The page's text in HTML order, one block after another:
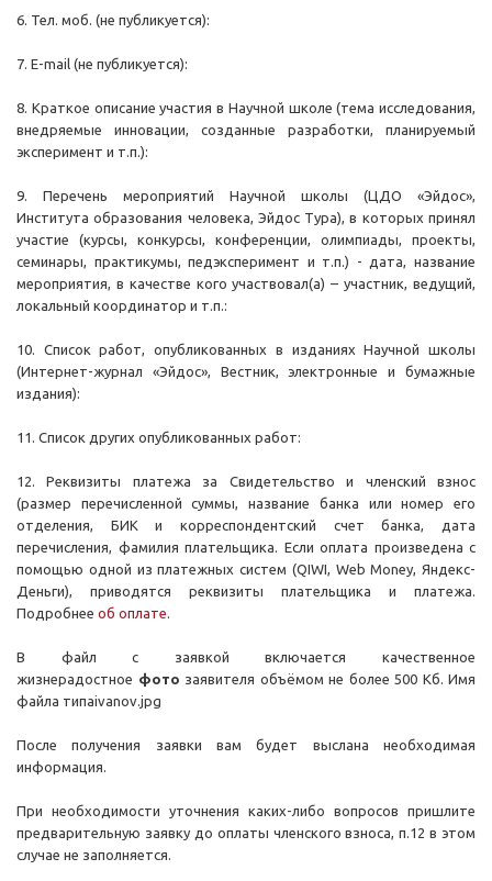
6. Тел. моб. (не публикуется):
7. E-mail (не публикуется):
8. Краткое описание участия в Научной школе (тема исследования,
внедряемые инновации, созданные разработки, планируемый
эксперимент и т.п.):
9. Перечень мероприятий Научной школы (ЦДО «Эйдос»,
Института образования человека, Эйдос Тура), в которых принял
участие (курсы, конкурсы, конференции, олимпиады, проекты,
семинары, практикумы, педэксперимент и т.п.) - дата, название
мероприятия, в качестве кого участвовал(а) – участник, ведущий,
локальный координатор и т.п.:
10. Список работ, опубликованных в изданиях Научной школы
(Интернет-журнал «Эйдос», Вестник, электронные и бумажные
издания):
11. Список других опубликованных работ:
12. Реквизиты платежа за Свидетельство и членский взнос
(размер перечисленной суммы, название банка или номер его
отделения, БИК и корреспондентский счет банка, дата
перечисления, фамилия плательщика. Если оплата произведена с
помощью одной из платежных систем (QIWI, Web Money, Яндекс-
Деньги), приводятся реквизиты плательщика и платежа.
Подробнее об оплате.
В файл с заявкой включается качественное
жизнерадостное фото заявителя объёмом не более 500 Кб. Имя
файла типаivanov.jpg
После получения заявки вам будет выслана необходимая
информация.
При необходимости уточнения каких-либо вопросов пришлите
предварительную заявку до оплаты членского взноса, п.12 в этом
случае не заполняется.